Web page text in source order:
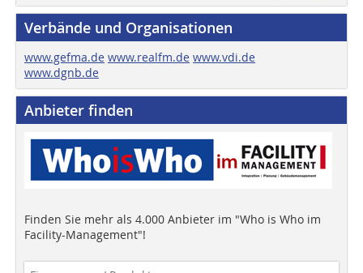
Verbände und Organisationen
www.gefma.de www.realfm.de www.vdi.de
www.dgnb.de
Anbieter finden
Finden Sie mehr als 4.000 Anbieter im "Who is Who im
Facility-Management"!